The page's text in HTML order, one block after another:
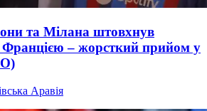
та Мілана штовхнув
Францією – жорсткий прийом у
Аравія